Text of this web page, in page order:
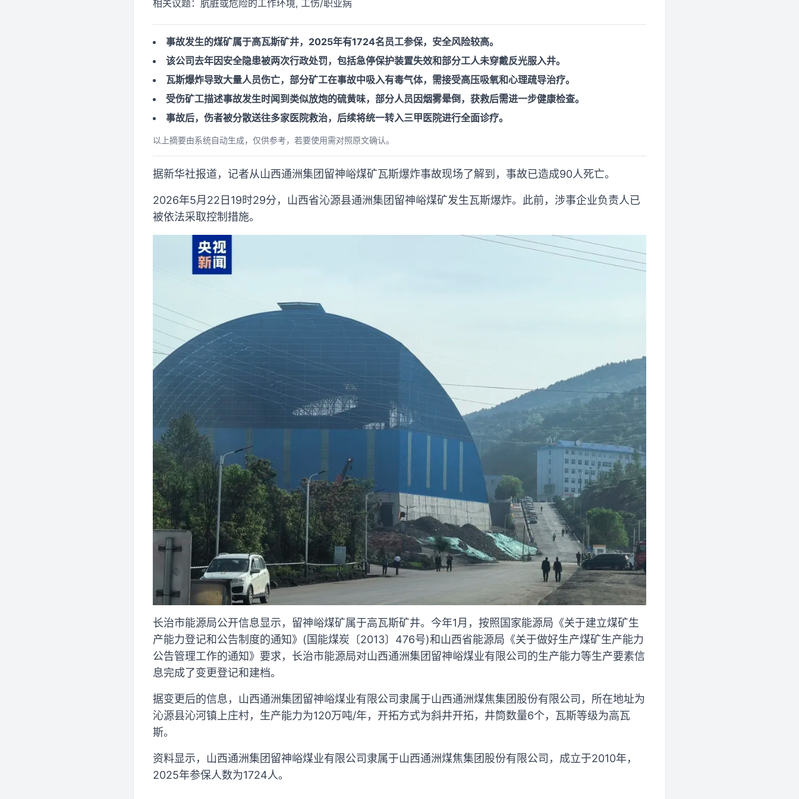
相关议题： 肮脏或危险的工作环境, 工伤/职业病
事故发生的煤矿属于高瓦斯矿井，2025年有1724名员工参保，安全风险较高。
该公司去年因安全隐患被两次行政处罚，包括急停保护装置失效和部分工人未穿戴反光服入井。
瓦斯爆炸导致大量人员伤亡，部分矿工在事故中吸入有毒气体，需接受高压吸氧和心理疏导治疗。
受伤矿工描述事故发生时闻到类似放炮的硫黄味，部分人员因烟雾晕倒，获救后需进一步健康检查。
事故后，伤者被分散送往多家医院救治，后续将统一转入三甲医院进行全面诊疗。
以上摘要由系统自动生成，仅供参考，若要使用需对照原文确认。
据新华社报道，记者从山西通洲集团留神峪煤矿瓦斯爆炸事故现场了解到，事故已造成90人死亡。
2026年5月22日19时29分，山西省沁源县通洲集团留神峪煤矿发生瓦斯爆炸。此前，涉事企业负责人已
被依法采取控制措施。
长治市能源局公开信息显示，留神峪煤矿属于高瓦斯矿井。今年1月，按照国家能源局《关于建立煤矿生
产能力登记和公告制度的通知》(国能煤炭〔2013〕476号)和山西省能源局《关于做好生产煤矿生产能力
公告管理工作的通知》要求，长治市能源局对山西通洲集团留神峪煤业有限公司的生产能力等生产要素信
息完成了变更登记和建档。
据变更后的信息，山西通洲集团留神峪煤业有限公司隶属于山西通洲煤焦集团股份有限公司，所在地址为
沁源县沁河镇上庄村，生产能力为120万吨/年，开拓方式为斜井开拓，井筒数量6个，瓦斯等级为高瓦
斯。
资料显示，山西通洲集团留神峪煤业有限公司隶属于山西通洲煤焦集团股份有限公司，成立于2010年，
2025年参保人数为1724人。